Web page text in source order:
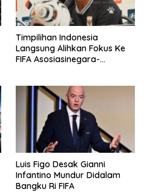
Timpilihan Indonesia
Langsung Alihkan Fokus Ke
FIFA Asosiasinegara-
Luis Figo Desak Gianni
Infantino Mundur Didalam
Bangku Ri FIFA